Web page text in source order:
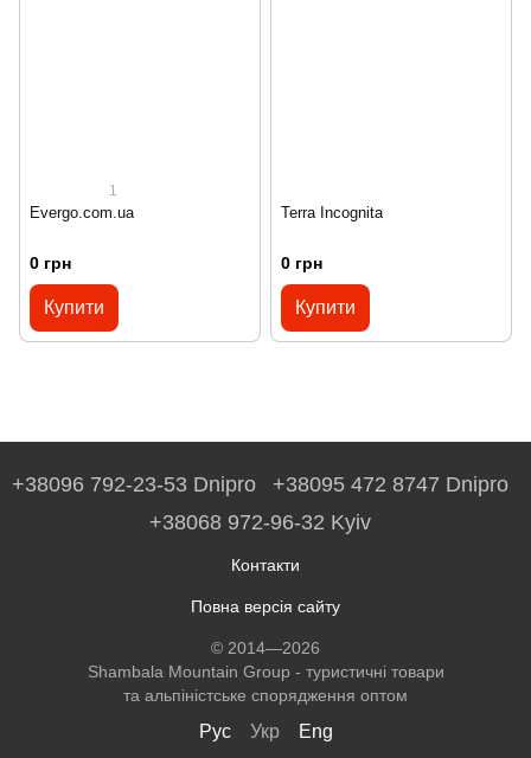
1
Evergo.com.ua
0 грн
Купити
Terra Incognita
0 грн
Купити
+38096 792-23-53 Dnipro
+38095 472 8747 Dnipro
+38068 972-96-32 Kyiv
Контакти
Повна версія сайту
© 2014—2026
Shambala Mountain Group - туристичні товари
та альпіністське спорядження оптом
Рус Укр Eng